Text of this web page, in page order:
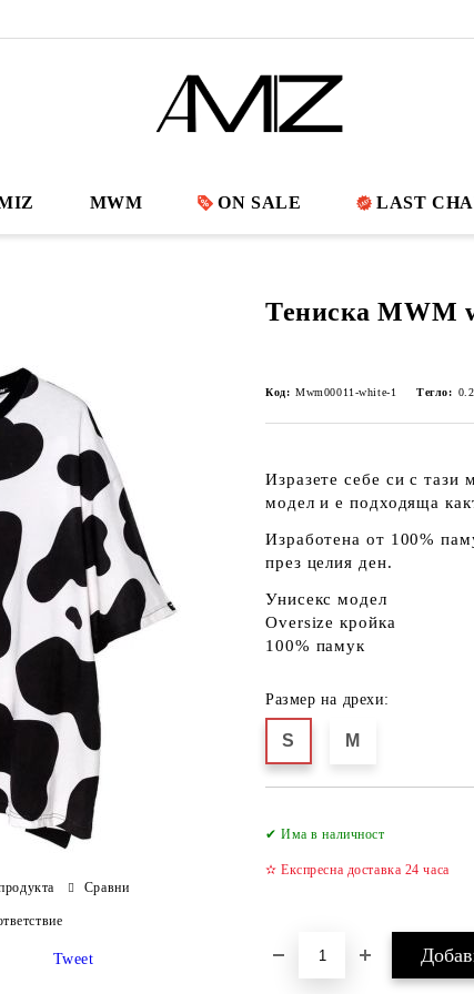
MWM ON SALE LAST
Тениска MWM
Код: Mwm00011-white-1 Тегло:
Изразете себе си с тази
модел и е подходяща
Изработена от 100%
през целия ден.
Унисекс модел
Oversize кройка
100% памук
Размер на дрехи:
S M
✔ Има в наличност
✫ Експресна доставка 24 часа
Сравни
Tweet